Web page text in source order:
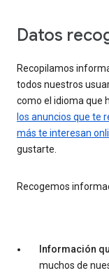
Datos
Recopilamos
todos nuestros
como el idioma que
los anuncios que te
más te interesan
gustarte.
Recogemos
Información
muchos de